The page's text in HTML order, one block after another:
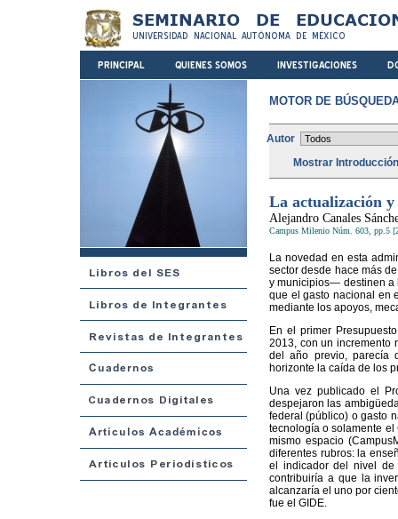
MOTOR DE
Autor
Mostrar
La actualización
Alejandro Canales
Campus Milenio Núm. 603, pp.5
La novedad en esta
sector desde hace más
y municipios— destinen a
que el gasto nacional en
mediante los apoyos,
En el primer
2013, con un incremento
del año previo, parecía
horizonte la caída de los
Una vez publicado el
despejaron las
federal (público) o gasto
tecnología o solamente el
mismo espacio
diferentes rubros: la
el indicador del nivel de
contribuiría a que la
alcanzaría el uno por
fue el GIDE.